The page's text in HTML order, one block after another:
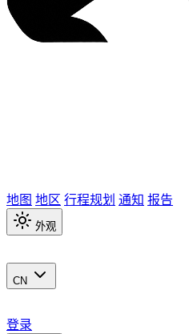
地图 地区 行程规划 通知 报告
外观
CN
登录